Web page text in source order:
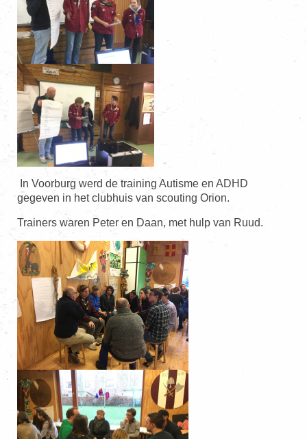
In Voorburg werd de training Autisme en ADHD
gegeven in het clubhuis van scouting Orion.
Trainers waren Peter en Daan, met hulp van Ruud.